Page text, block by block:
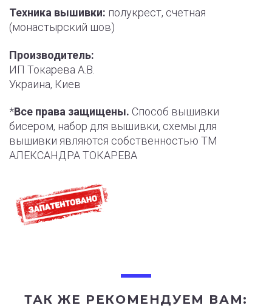
Техника вышивки: полукрест, счетная
(монастырский шов)
Производитель:
ИП Токарева А.В.
Украина, Киев
*Все права защищены. Способ вышивки
бисером, набор для вышивки, схемы для
вышивки являются собственностью ТМ
АЛЕКСАНДРА ТОКАРЕВА
ТАК ЖЕ РЕКОМЕНДУЕМ ВАМ: